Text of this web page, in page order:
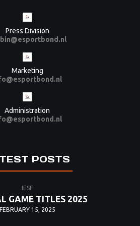
Press Division
Marketing
Administration
POSTS
IESF
GAME TITLES 2025
FEBRUARY 15, 2025